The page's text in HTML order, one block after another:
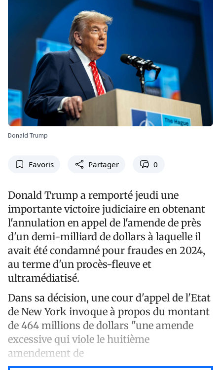
Donald Trump
Favoris Partager 0
Donald Trump a remporté jeudi une
importante victoire judiciaire en obtenant
l'annulation en appel de l'amende de près
d'un demi-milliard de dollars à laquelle il
avait été condamné pour fraudes en 2024,
au terme d'un procès-fleuve et
ultramédiatisé.
Dans sa décision, une cour d'appel de l'Etat
de New York invoque à propos du montant
de 464 millions de dollars "une amende
excessive qui viole le huitième
amendement de